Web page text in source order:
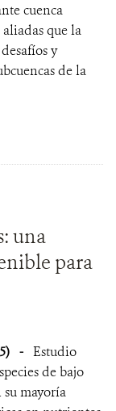
cuenca
que la
y
de la
una
para
- Estudio
de bajo
mayoría